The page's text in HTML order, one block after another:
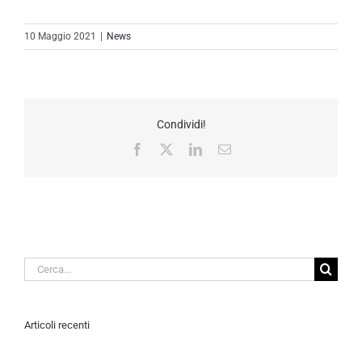
10 Maggio 2021 News
Condividi!
Facebook
LinkedInEmail
Cerca
Articoli recenti